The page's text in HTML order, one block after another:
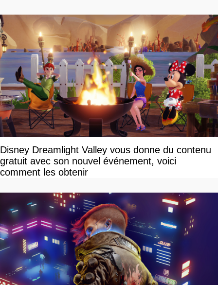
Disney Dreamlight Valley vous donne du contenu
gratuit avec son nouvel événement, voici
comment les obtenir